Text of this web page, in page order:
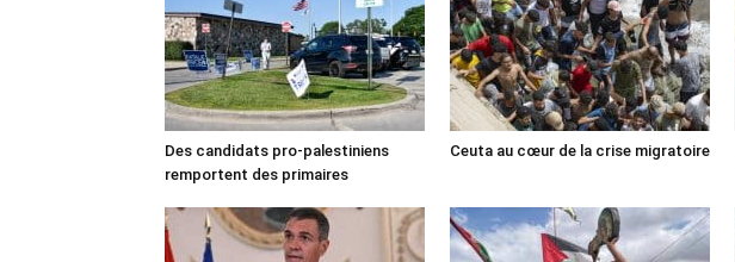
Des candidats pro-palestiniens
remportent des primaires
Ceuta au cœur de la crise migratoire